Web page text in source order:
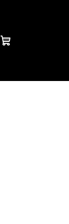
košík